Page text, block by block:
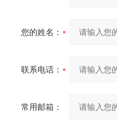
您的姓名：
联系电话：
常用邮箱：